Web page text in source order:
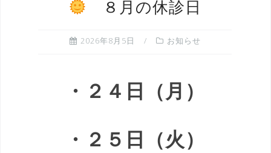
８月の休診日
2026年8月5日 お知らせ
・２４日（月）
・２５日（火）